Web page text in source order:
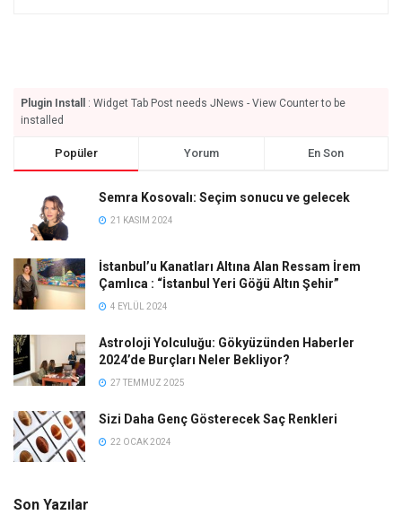
Plugin Install
: Widget Tab Post needs JNews - View Counter to be
installed
Popüler Yorum En Son
Semra Kosovalı: Seçim sonucu ve gelecek
21 KASIM 2024
İstanbul’u Kanatları Altına Alan Ressam İrem
Çamlıca : “İstanbul Yeri Göğü Altın Şehir”
4 EYLÜL 2024
Astroloji Yolculuğu: Gökyüzünden Haberler
2024’de Burçları Neler Bekliyor?
27 TEMMUZ 2025
Sizi Daha Genç Gösterecek Saç Renkleri
22 OCAK 2024
Son Yazılar